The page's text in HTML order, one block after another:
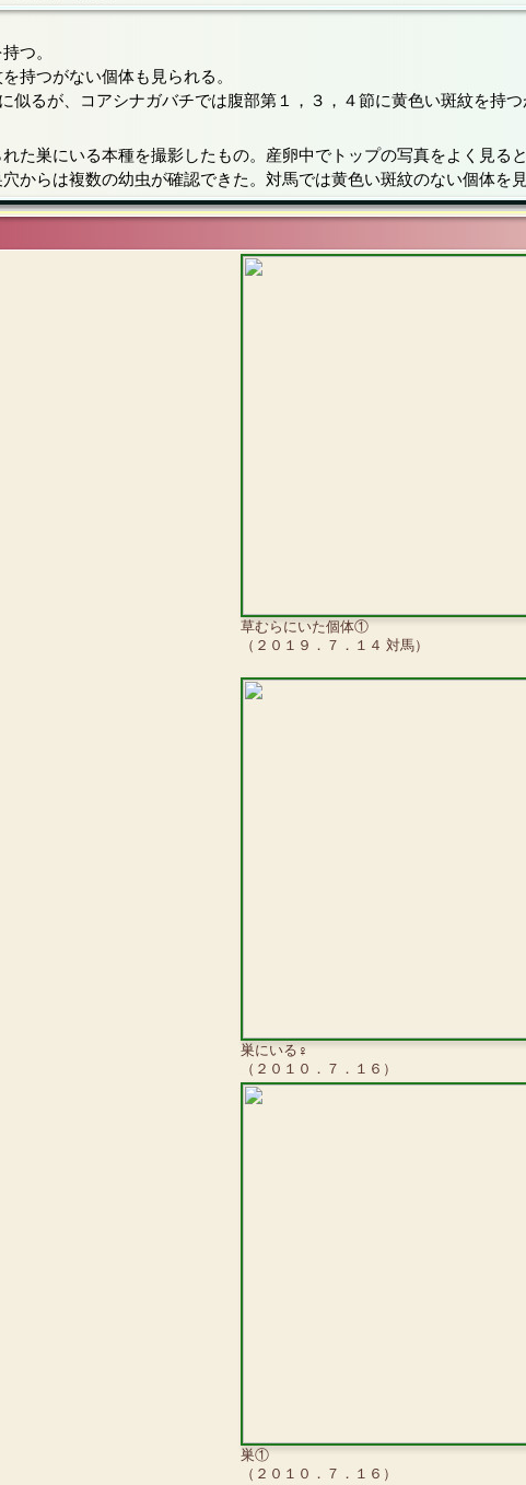
つ。
持つがない個体も見られる。
似るが、コアシナガバチでは腹部第１，３，４節に黄色い斑紋を持
た巣にいる本種を撮影したもの。産卵中でトップの写真をよく見る
からは複数の幼虫が確認できた。対馬では黄色い斑紋のない個体を
草むらにいた個体①
（２０１９．７．１４ 対馬）
巣にいる♀
（２０１０．７．１６）
巣①
（２０１０．７．１６）